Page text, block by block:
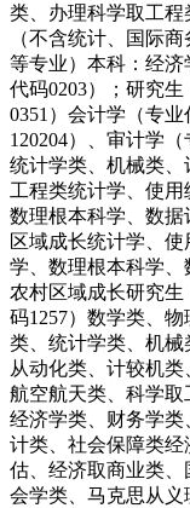
类、办理科学取工
（不含统计、国际
等专业）本科：经济
代码0203）；研究
0351）会计学（专
120204）、审计学
统计学类、机械类
工程类统计学、使用
数理根本科学、数
区域成长统计学、
学、数理根本科学、
农村区域成长研究生
码1257）数学类、
类、统计学类、机械
从动化类、计较机类
航空航天类、科学
经济学类、财务学
计类、社会保障类
估、经济取商业类
会学类、马克思从